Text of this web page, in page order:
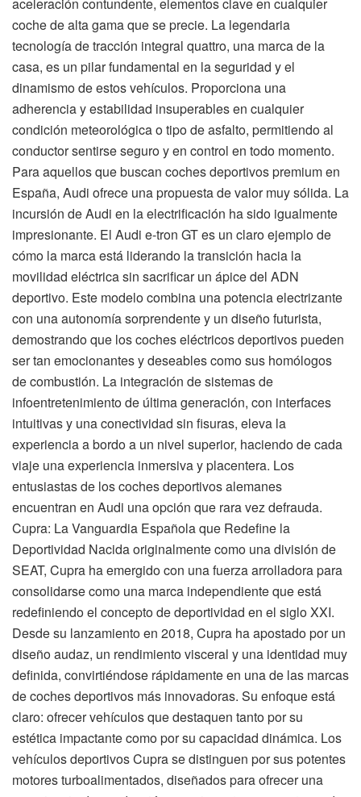
coche de alta gama que se precie. La legendaria
tecnología de tracción integral quattro, una marca de la
casa, es un pilar fundamental en la seguridad y el
dinamismo de estos vehículos. Proporciona una
adherencia y estabilidad insuperables en cualquier
condición meteorológica o tipo de asfalto, permitiendo al
conductor sentirse seguro y en control en todo momento.
Para aquellos que buscan coches deportivos premium en
España, Audi ofrece una propuesta de valor muy sólida. La
incursión de Audi en la electrificación ha sido igualmente
impresionante. El Audi e-tron GT es un claro ejemplo de
cómo la marca está liderando la transición hacia la
movilidad eléctrica sin sacrificar un ápice del ADN
deportivo. Este modelo combina una potencia electrizante
con una autonomía sorprendente y un diseño futurista,
demostrando que los coches eléctricos deportivos pueden
ser tan emocionantes y deseables como sus homólogos
de combustión. La integración de sistemas de
infoentretenimiento de última generación, con interfaces
intuitivas y una conectividad sin fisuras, eleva la
experiencia a bordo a un nivel superior, haciendo de cada
viaje una experiencia inmersiva y placentera. Los
entusiastas de los coches deportivos alemanes
encuentran en Audi una opción que rara vez defrauda.
Cupra: La Vanguardia Española que Redefine la
Deportividad Nacida originalmente como una división de
SEAT, Cupra ha emergido con una fuerza arrolladora para
consolidarse como una marca independiente que está
redefiniendo el concepto de deportividad en el siglo XXI.
Desde su lanzamiento en 2018, Cupra ha apostado por un
diseño audaz, un rendimiento visceral y una identidad muy
definida, convirtiéndose rápidamente en una de las marcas
de coches deportivos más innovadoras. Su enfoque está
claro: ofrecer vehículos que destaquen tanto por su
estética impactante como por su capacidad dinámica. Los
vehículos deportivos Cupra se distinguen por sus potentes
motores turboalimentados, diseñados para ofrecer una